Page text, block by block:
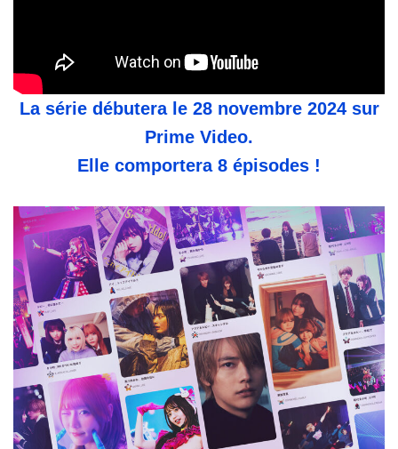
La série débutera le 28 novembre 2024 sur
Prime Video.
Elle comportera 8 épisodes !